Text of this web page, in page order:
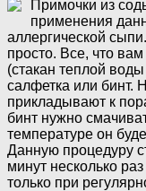
Примочки из
применения
аллергической
просто. Все, что
(стакан теплой
салфетка или бинт.
прикладывают к
бинт нужно
температуре он
Данную процедуру
минут несколько
только при